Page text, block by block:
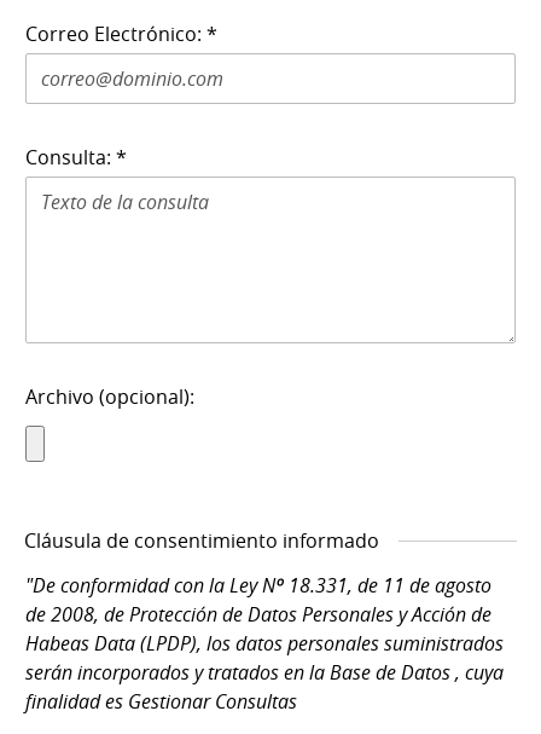
Correo Electrónico: *
Consulta: *
Archivo (opcional):
Cláusula de consentimiento informado
"De conformidad con la Ley Nº 18.331, de 11 de agosto
de 2008, de Protección de Datos Personales y Acción de
Habeas Data (LPDP), los datos personales suministrados
serán incorporados y tratados en la Base de Datos , cuya
finalidad es Gestionar Consultas